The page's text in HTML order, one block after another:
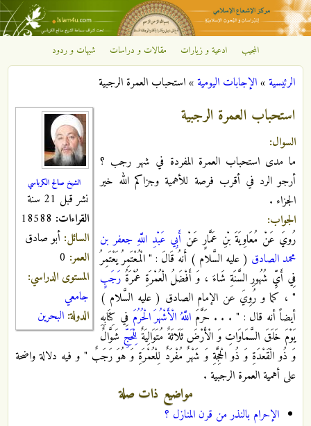
تجاوز إلى المحتوى الرئيسي
مركز
الإشعاع
الإسلامي
المجيب ادعية و زيارات مقالات و دراسات شبهات و ردود
أنت هنا
الرئيسية»الإجابات اليومية»استحباب العمرة الرجبية
الشيخ صالح الكرباسي
نشر قبل 21 سنة
القراءات:
السائل: أبو صادق
العمر: 0
المستوى الدراسي:
جامعي
الدولة: البحرين
استحباب العمرة الرجبية
السوال:
ما مدى استحباب العمرة المفردة في شهر رجب ؟
أرجو الرد في أقرب فرصة للأهمية وجزاكم الله خير
الجزاء .
الجواب:
رُويَ عَنْ مُعَاوِيَةَ بْنِ عَمَّارٍ عَنْ أَبِي عَبْدِ اللَّهِ جعفر بن
محمد الصادق ( عليه السَّلام ) أَنهُ قَالَ : " الْمُعْتَمِرُ يَعْتَمِرُ
فِي أَيِّ شُهُورِ السَّنَةِ شَاءَ ، وَ أَفْضَلُ الْعُمْرَةِ عُمْرَةُ رَجَبٍ
" ، كما و رُوِيَ عن الإمام الصادق ( عليه السَّلام )
أيضاً أنه قال : " . . . حَرَّمَ اللَّهُ الْأَشْهُرَ الْحُرُمَ فِي كِتَابِهِ
يَوْمَ خَلَقَ السَّمَاوَاتِ وَ الْأَرْضَ ثَلَاثَةٌ مُتَوَالِيَةٌلِلْحَجِّ شَوَّالٌ
وَ ذُو الْقَعْدَةِ وَ ذُو الْحِجَّةِ وَ شَهْرٌ مُفْرَدٌ لِلْعُمْرَةِ وَ هُوَ رَجَبٌ " و فيه دلالة واضحة
على أهمية العمرة الرجبية .
مواضيع ذات صلة
الإحرام بالنذر من قرن المنازل ؟